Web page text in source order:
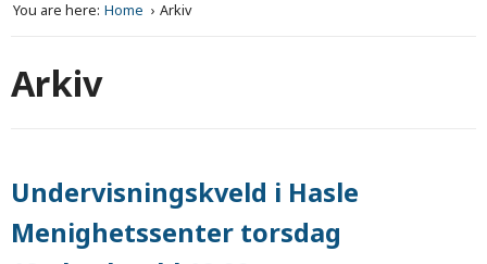
You are here: Home Arkiv
Arkiv
Undervisningskveld i Hasle
Menighetssenter torsdag